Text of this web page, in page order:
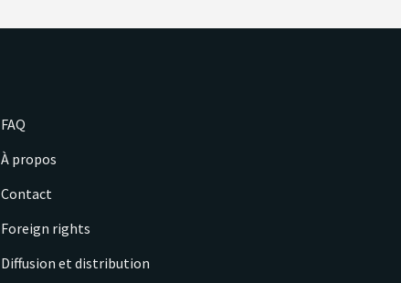
FAQ
À propos
Contact
Foreign rights
Diffusion et distribution